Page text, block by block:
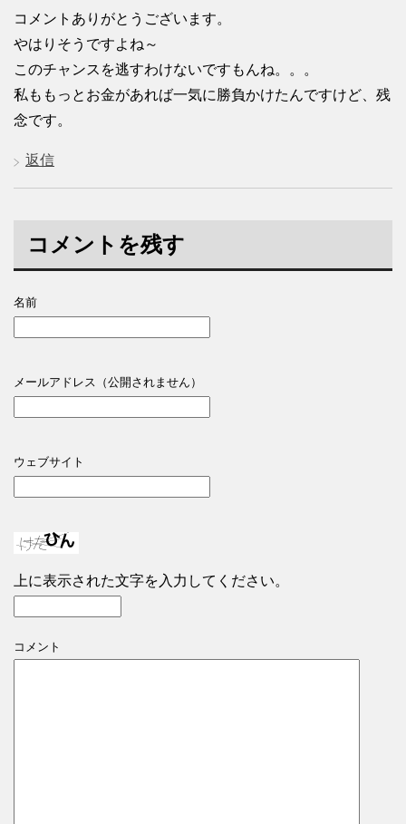
コメントありがとうございます。
やはりそうですよね～
このチャンスを逃すわけないですもんね。。。
私ももっとお金があれば一気に勝負かけたんですけど、残
念です。
返信
コメントを残す
名前
メールアドレス（公開されません）
ウェブサイト
上に表示された文字を入力してください。
コメント